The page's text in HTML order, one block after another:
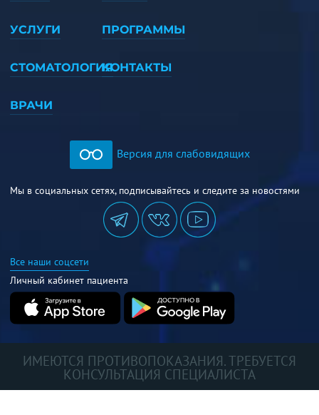
УСЛУГИ
СТОМАТОЛОГИЯ
ВРАЧИ
ПРОГРАММЫ
КОНТАКТЫ
Версия для слабовидящих
Мы в социальных сетях, подписывайтесь и следите за новостями
Все наши соцсети
Личный кабинет пациента
ИМЕЮТСЯ ПРОТИВОПОКАЗАНИЯ. ТРЕБУЕТСЯ
КОНСУЛЬТАЦИЯ СПЕЦИАЛИСТА